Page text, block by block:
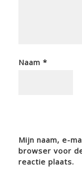
Naam*
Mijn naam, e-
browser voor
reactie plaats.